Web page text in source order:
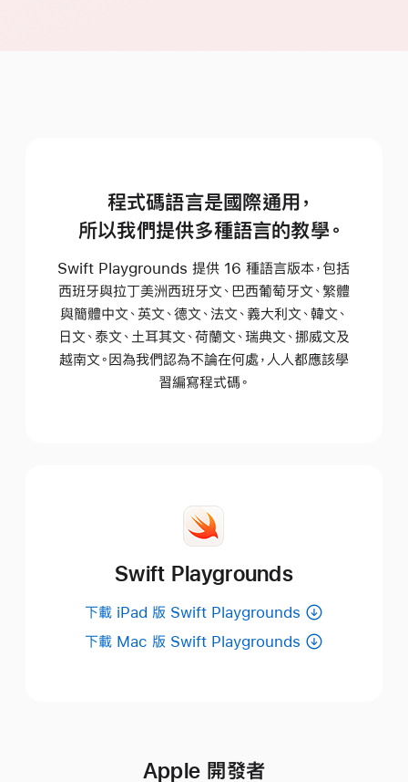
程式碼語言是國際通用 ，
所以我們提供多種語言的教學 。
Swift Playgrounds 提供 16 種語言版本，包括
西班牙與拉丁美洲西班牙文、巴西葡萄牙文、繁體
與簡體中文、英文、德文、法文、義大利文、韓文、
日文、泰文、土耳其文、荷蘭文、瑞典文、挪威文及
越南文。因為我們認為不論在何處，人人都應該學
習編寫程式碼。
Swift Playgrounds
下載 iPad 版 Swift Playgrounds
下載 Mac 版 Swift Playgrounds
Apple 開發者